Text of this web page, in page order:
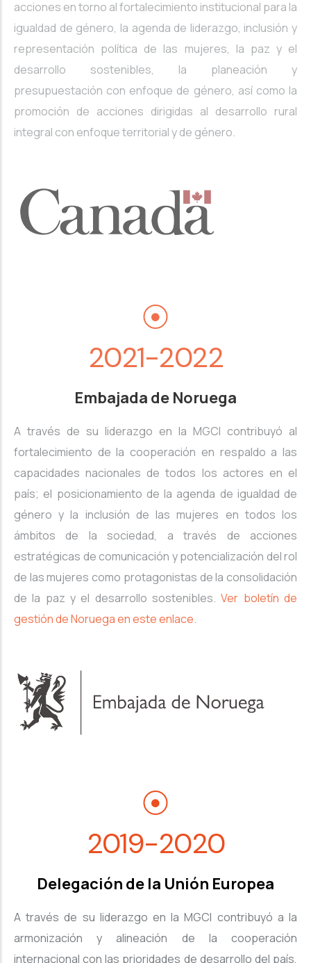
acciones en torno al fortalecimiento institucional para la
igualdad de género, la agenda de liderazgo, inclusión y
representación política de las mujeres, la paz y el
desarrollo sostenibles, la planeación y
presupuestación con enfoque de género, así como la
promoción de acciones dirigidas al desarrollo rural
integral con enfoque territorial y de género.
2021-2022
Embajada de Noruega
A través de su liderazgo en la MGCI contribuyó al
fortalecimiento de la cooperación en respaldo a las
capacidades nacionales de todos los actores en el
país; el posicionamiento de la agenda de igualdad de
género y la inclusión de las mujeres en todos los
ámbitos de la sociedad, a través de acciones
estratégicas de comunicación y potencialización del rol
de las mujeres como protagonistas de la consolidación
de la paz y el desarrollo sostenibles.Ver boletín de
gestión de Noruega en este enlace.
2019-2020
Delegación de la Unión Europea
A través de su liderazgo en la MGCI contribuyó a la
armonización y alineación de la cooperación
internacional con las prioridades de desarrollo del país,